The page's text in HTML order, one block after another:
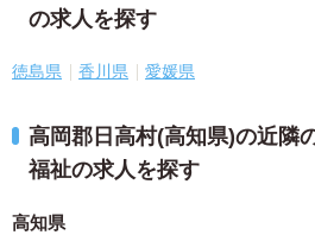
の求人を探す
徳島県 香川県 愛媛県
高岡郡日高村(高知県)の近隣
福祉の求人を探す
高知県